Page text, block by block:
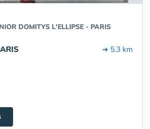
DOMITYS L'ELLIPSE - PARIS
➔ 5.3 km